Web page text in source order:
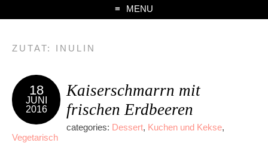
MENU
ZUTAT: INULIN
18
JUNI
2016
Kaiserschmarrn mit
frischen Erdbeeren
categories: Dessert, Kuchen und Kekse,
Vegetarisch